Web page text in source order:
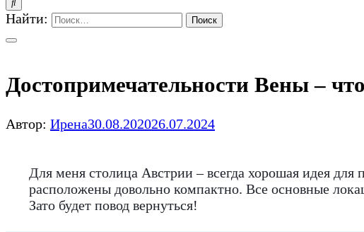
Найти:
Достопримечательности Вены –
Автор: Ирена30.08.202026.07.2024
Для меня столица Австрии – всегда хорошая идея
расположены довольно компактно. Все основные
Зато будет повод вернуться!